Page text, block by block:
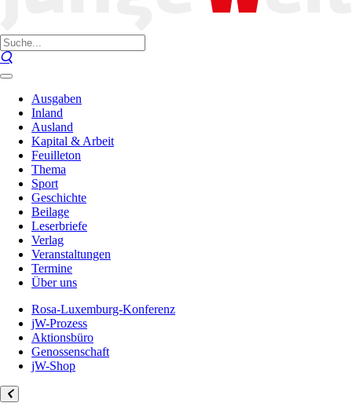
Ausgaben
Inland
Ausland
Kapital & Arbeit
Feuilleton
Thema
Sport
Geschichte
Beilage
Leserbriefe
Verlag
Veranstaltungen
Termine
Über uns
Rosa-Luxemburg-Konferenz
jW-Prozess
Aktionsbüro
Genossenschaft
jW-Shop